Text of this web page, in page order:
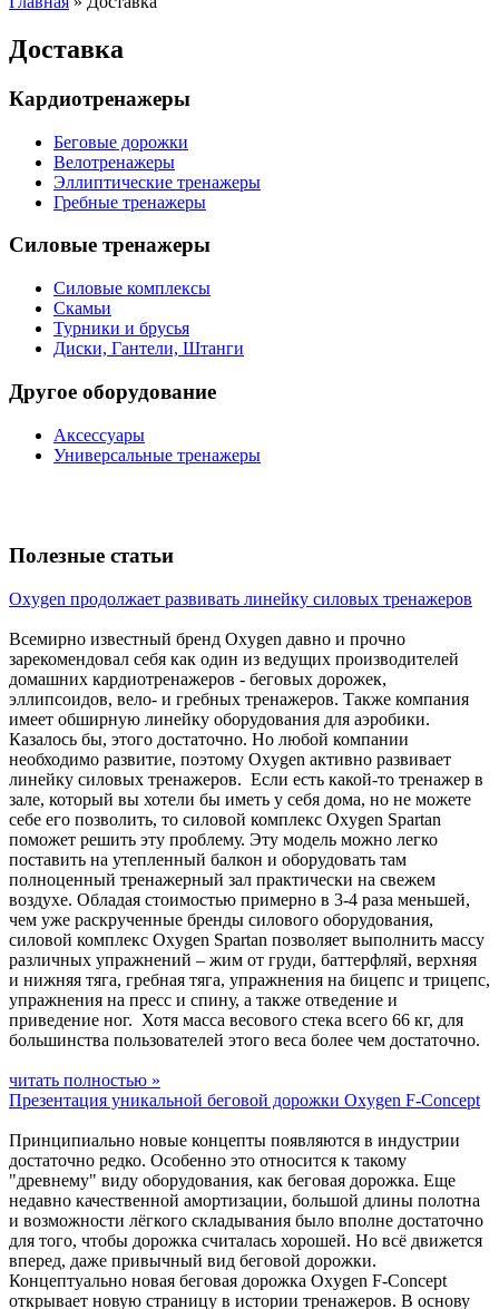
Доставка
Кардиотренажеры
Беговые дорожки
Велотренажеры
Эллиптические тренажеры
Гребные тренажеры
Силовые тренажеры
Силовые комплексы
Скамьи
Турники и брусья
Диски, Гантели, Штанги
Другое оборудование
Аксессуары
Универсальные тренажеры
Полезные статьи
Oxygen продолжает развивать линейку силовых тренажеров
Всемирно известный бренд Oxygen давно и прочно
зарекомендовал себя как один из ведущих производителей
домашних кардиотренажеров - беговых дорожек,
эллипсоидов, вело- и гребных тренажеров. Также компания
имеет обширную линейку оборудования для аэробики.
Казалось бы, этого достаточно. Но любой компании
необходимо развитие, поэтому Oxygen активно развивает
линейку силовых тренажеров. Если есть какой-то тренажер в
зале, который вы хотели бы иметь у себя дома, но не можете
себе его позволить, то силовой комплекс Oxygen Spartan
поможет решить эту проблему. Эту модель можно легко
поставить на утепленный балкон и оборудовать там
полноценный тренажерный зал практически на свежем
воздухе. Обладая стоимостью примерно в 3-4 раза меньшей,
чем уже раскрученные бренды силового оборудования,
силовой комплекс Oxygen Spartan позволяет выполнить массу
различных упражнений – жим от груди, баттерфляй, верхняя
и нижняя тяга, гребная тяга, упражнения на бицепс и трицепс,
упражнения на пресс и спину, а также отведение и
приведение ног. Хотя масса весового стека всего 66 кг, для
большинства пользователей этого веса более чем достаточно.
читать полностью »
Презентация уникальной беговой дорожки Oxygen F-Concept
Принципиально новые концепты появляются в индустрии
достаточно редко. Особенно это относится к такому
"древнему" виду оборудования, как беговая дорожка. Еще
недавно качественной амортизации, большой длины полотна
и возможности лёгкого складывания было вполне достаточно
для того, чтобы дорожка считалась хорошей. Но всё движется
вперед, даже привычный вид беговой дорожки.
Концептуально новая беговая дорожка Oxygen F-Concept
открывает новую страницу в истории тренажеров. В основу